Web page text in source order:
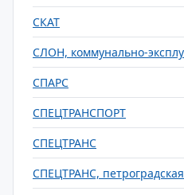
СКАТ
СЛОН, коммунально-
СПАРС
СПЕЦТРАНСПОРТ
СПЕЦТРАНС
СПЕЦТРАНС,